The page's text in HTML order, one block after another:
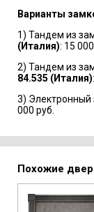
Варианты
1) Тандем из
(Италия): 15 000
2) Тандем из
84.535 (Италия)
3) Электронный
000 руб.
Похожие